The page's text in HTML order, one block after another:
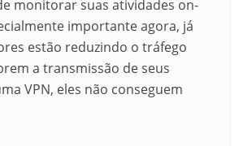
monitorar suas atividades on-
importante agora, já
estão reduzindo o tráfego
a transmissão de seus
VPN, eles não conseguem